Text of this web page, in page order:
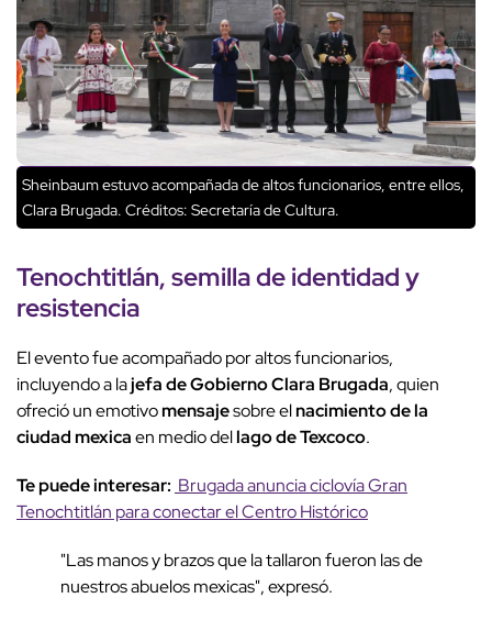
Sheinbaum estuvo acompañada de altos funcionarios, entre ellos,
Clara Brugada. Créditos: Secretaría de Cultura.
Tenochtitlán,semilla de identidady
resistencia
El evento fue acompañado por altos funcionarios,
incluyendo a lajefa de Gobierno Clara Brugada, quien
ofreció un emotivomensajesobre elnacimiento de la
ciudad mexicaen medio dellago de Texcoco.
Te puede interesar: Brugada anuncia ciclovía Gran
Tenochtitlán para conectar el Centro Histórico
"Las manos y brazos que la tallaron fueron las de
nuestros abuelos mexicas", expresó.